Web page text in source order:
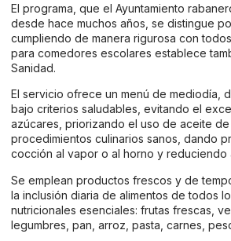
El programa, que el Ayuntamiento
desde hace muchos años, se distingue
cumpliendo de manera rigurosa con
para comedores escolares establece
Sanidad.
El servicio ofrece un menú de mediodía,
bajo criterios saludables, evitando el
azúcares, priorizando el uso de aceite
procedimientos culinarios sanos, dando
cocción al vapor o al horno y reduciendo
Se emplean productos frescos y de
la inclusión diaria de alimentos de todos
nutricionales esenciales: frutas frescas,
legumbres, pan, arroz, pasta, carnes,